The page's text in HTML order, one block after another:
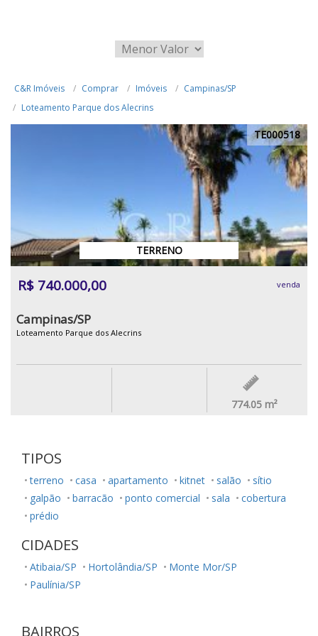
C&R Imóveis Comprar Imóveis
Campinas/SP
Loteamento Parque dos Alecrins
TE000518
TERRENO
R$ 740.000,00 venda
Campinas/SP
Loteamento Parque dos Alecrins
774.05 m²
TIPOS
terreno casa apartamento kitnet salão
sítio
galpão
barracão ponto comercial sala
cobertura
prédio
CIDADES
Atibaia/SP Hortolândia/SP
Monte Mor/SP
Paulínia/SP
BAIRROS